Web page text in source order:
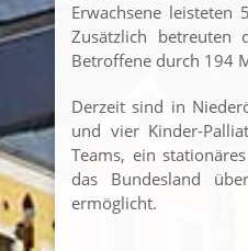
Erwachsene
Zusätzlich betreuten
Betroffene durch 194
Derzeit sind in
und vier Kinder-
Teams, ein
das Bundesland
ermöglicht.